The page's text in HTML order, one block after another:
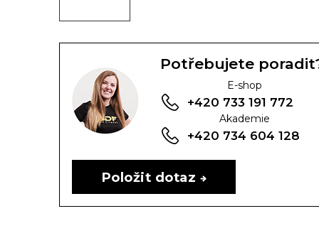
Potřebujete
E-shop
+420 733 191 772
Akademie
+420 734 604 128
Položit dotaz